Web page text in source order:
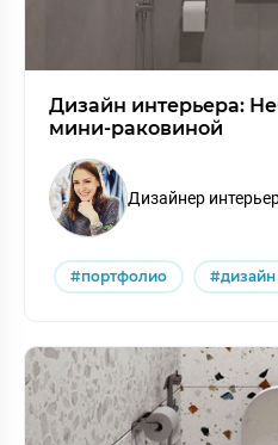
Дизайн интерьера:
мини-раковиной
Дизайнер
#портфолио #дизайн